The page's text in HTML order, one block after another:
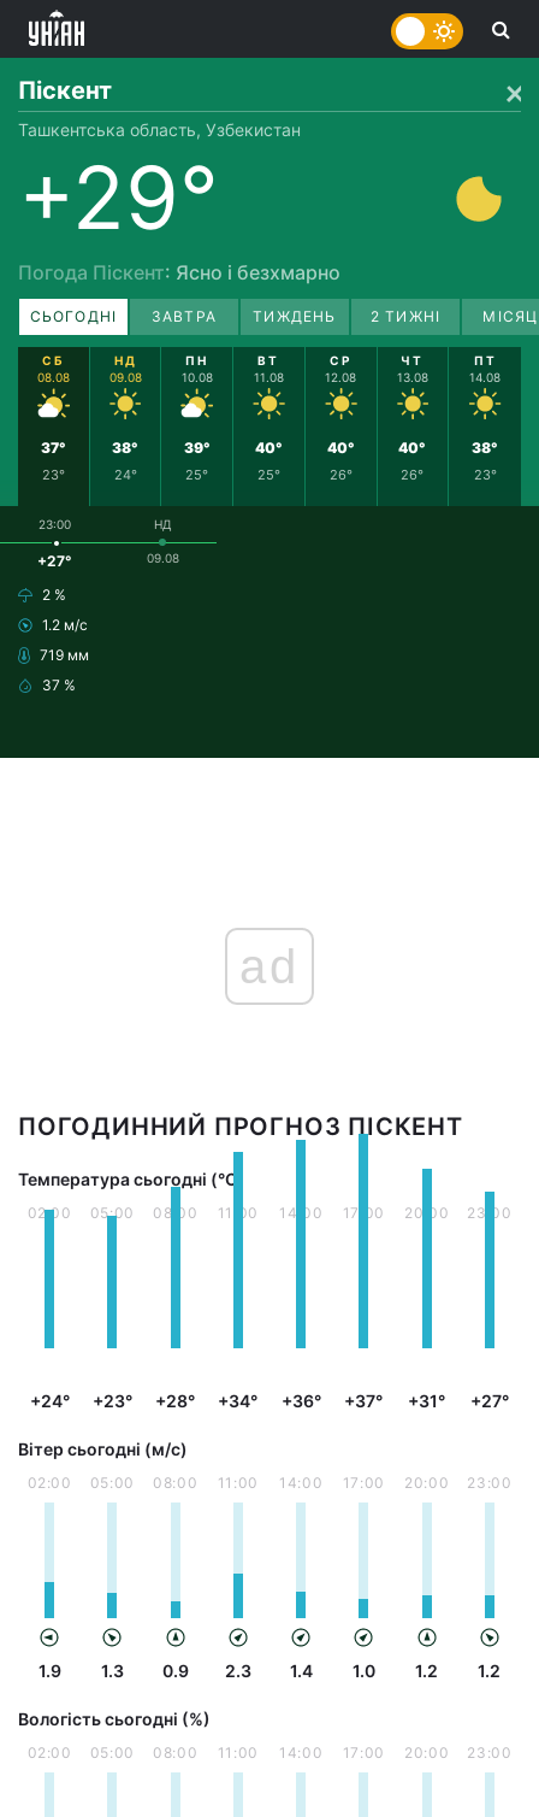
Піскент
Ташкентська область, Узбекистан
+29°
Погода Піскент: Ясно і безхмарно
СЬОГОДНІ ЗАВТРА ТИЖДЕНЬ 2 ТИЖНІ
СБ
08.08
37°
23°
НД
09.08
38°
24°
ПН
10.08
39°
25°
ВТ
11.08
40°
25°
СР
12.08
40°
26°
ЧТ
13.08
40°
26°
ПТ
14.08
38°
23°
23:00
+27°
2 %
1.2 м/с
719 мм
37 %
НД
09.08
ad
ПОГОДИННИЙ ПРОГНОЗ ПІСКЕНТ
Температура сьогодні (°С)
02:00
+24°
05:00
+23°
08:00
+28°
11:00
+34°
14:00
+36°
17:00
+37°
20:00
+31°
23:00
+27°
Вітер сьогодні (м/с)
02:00
1.9
05:00
1.3
08:00
0.9
11:00
2.3
14:00
1.4
17:00
1.0
20:00
1.2
23:00
1.2
Вологість сьогодні (%)
02:00 05:00 08:00 11:00 14:00 17:00 20:00 23:00